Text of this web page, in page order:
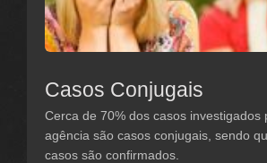
Casos Conjugais
Cerca de 70% dos casos investigados
agência são casos conjugais, sendo
casos são confirmados.